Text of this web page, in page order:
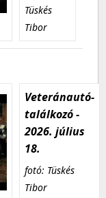
Tüskés
Tibor
Veteránautó-
találkozó -
2026. július
18.
fotó: Tüskés
Tibor